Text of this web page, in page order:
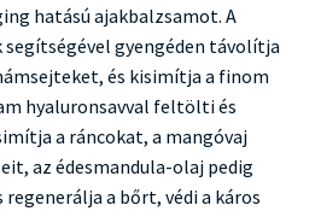
hatású ajakbalzsamot. A
gyengéden távolítja
és kisimítja a finom
hyaluronsavval feltölti és
a ráncokat, a mangóvaj
az édesmandula-olaj pedig
a bőrt, védi a káros